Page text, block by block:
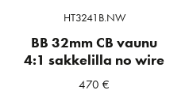
HT3241B.NW
BB 32mm CB vaunu
4:1 sakkelilla no wire
470€